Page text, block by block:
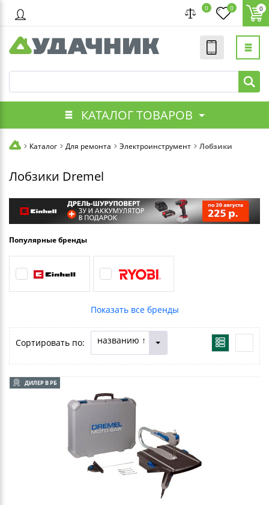
0 0 0
КАТАЛОГ ТОВАРОВ
Каталог Для ремонта Электроинструмент Лобзики
Лобзики Dremel
Популярные бренды
Сортировать по: названию ↑
ДИЛЕР В РБ